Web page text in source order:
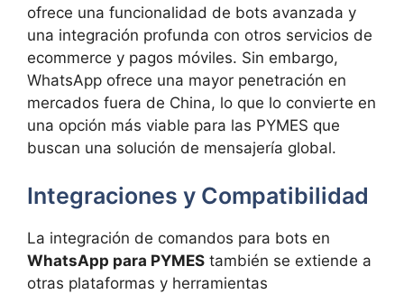
ofrece una funcionalidad de bots avanzada y
una integración profunda con otros servicios de
ecommerce y pagos móviles. Sin embargo,
WhatsApp ofrece una mayor penetración en
mercados fuera de China, lo que lo convierte en
una opción más viable para las PYMES que
buscan una solución de mensajería global.
Integraciones y Compatibilidad
La integración de comandos para bots en
WhatsApp para PYMES también se extiende a
otras plataformas y herramientas